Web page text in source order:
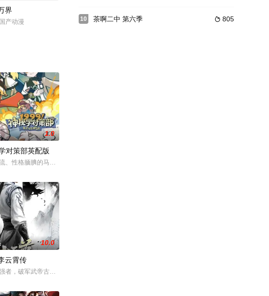
界
产动漫
”。 在这有着无尽时间的酒馆里， 点杯梦，邂
终极之战。祖祭灵柳神挺身而出，率众寻求希望。 荒天帝石昊以一滴真血化作分身，逆
成为了“神秘学事件对策部”的负责人。面对星锑、兔毛手袋等一众行事乖张、性格跳脱的怪
1.0
对策部英配版
、性格腼腆的马库斯在一场乌龙中意外成为了“神秘学事件对策部”的负责人。面对星锑、兔毛
时期由浣溪沙、赤霞峰、风吟山庄、无尘岛、轩辕门五大宗门共同守护，仙道昌盛。可轩辕
10.0
云霄传
者，破军武帝古飞扬被世界规则所限，修为困在九天武帝境多年，难以突破。为了摆脱困境
10  805
茶啊二中 第六季